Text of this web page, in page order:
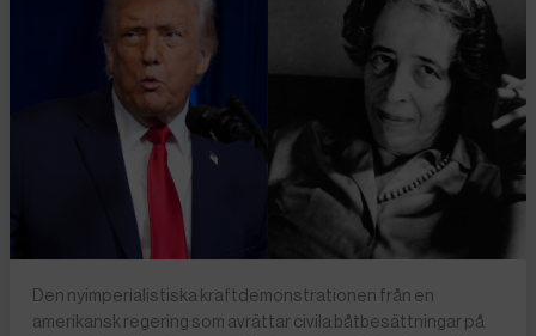
Den nyimperialistiska kraftdemonstrationen från en
amerikansk regering som avrättar civila båtbesättningar på